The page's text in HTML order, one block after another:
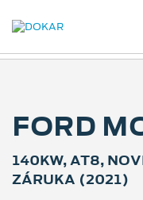
FORD
140KW, AT8,
ZÁRUKA (2021)